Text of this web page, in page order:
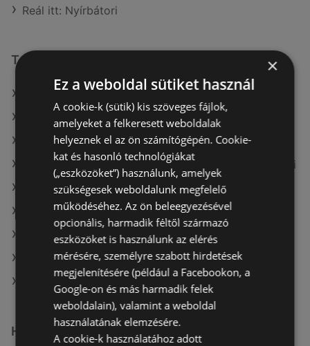
Reál itt: Nyírbátori
További linkek
A(z) Reál ajánlatai
A(z) Coop ajánlatai
A(z) Interspar ajánlatai
A(z) Fressnapf-Hungária Kft. aktuális akciós újságjai
A(z) Müller HU aktuális akciós újságjai
A(z) Spar aktuális akciós újságjai
A(z) Merkury Market aktuális akciós újságjai
A(z) AlphaZoo aktuális akciós újságjai
A(z) Reál üzletei itt: Sopron-Fertődi
Hasonló kiskereskedők
×
Ez a weboldal sütiket használ
A cookie-k (sütik) kis szöveges fájlok,
amelyeket a felkeresett weboldalak
helyeznek el az ön számítógépén. Cookie-
kat és hasonló technológiákat
(„eszközöket”) használunk, amelyek
szükségesek weboldalunk megfelelő
működéséhez. Az ön beleegyezésével
opcionális, harmadik féltől származó
eszközöket is használunk az elérés
mérésére, személyre szabott hirdetések
megjelenítésére (például a Facebookon, a
Google-on és más harmadik felek
weboldalain), valamint a weboldal
használatának elemzésére.
A cookie-k használatához adott